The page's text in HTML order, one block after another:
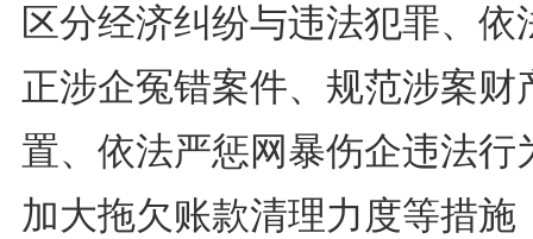
区分经济纠纷与违法犯罪、依
正涉企冤错案件、规范涉案财
置、依法严惩网暴伤企违法行
加大拖欠账款清理力度等措施